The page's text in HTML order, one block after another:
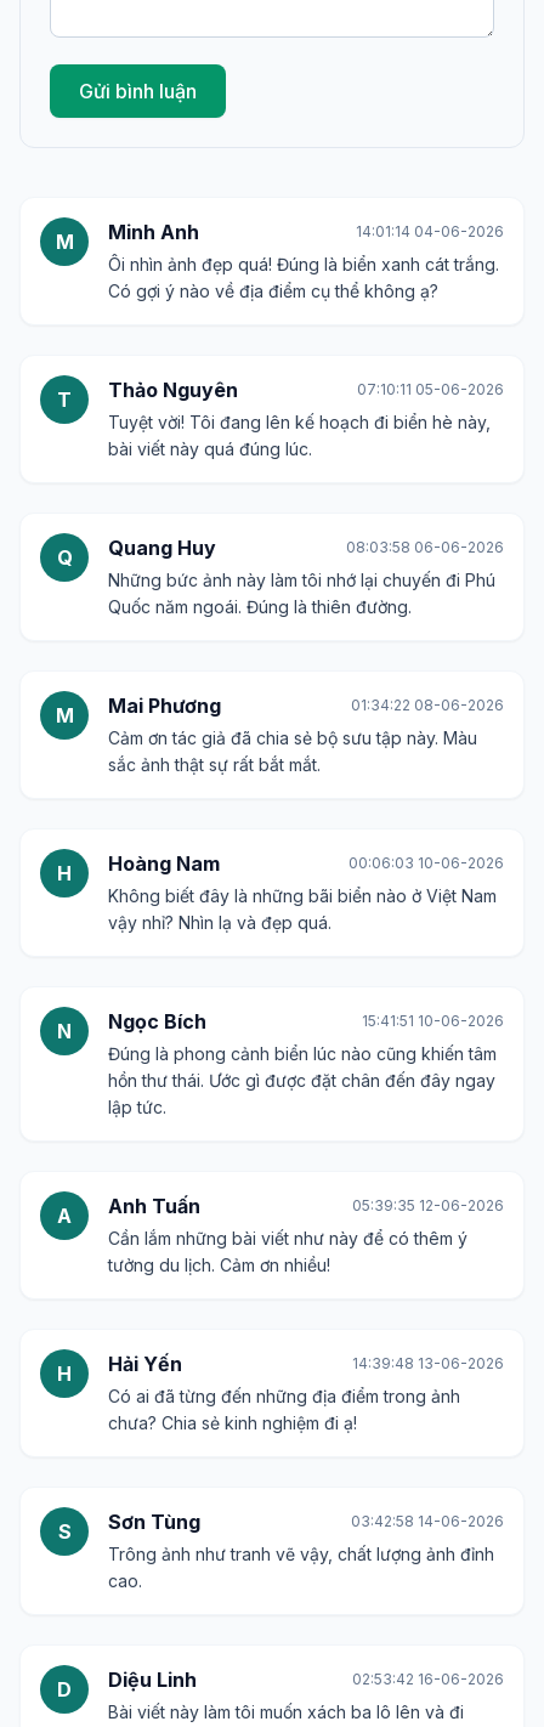
Gửi bình luận
M Minh Anh 14:01:14 04-06-2026
Ôi nhìn ảnh đẹp quá! Đúng là biển xanh cát trắng.
Có gợi ý nào về địa điểm cụ thể không ạ?
T Thảo Nguyên 07:10:11 05-06-2026
Tuyệt vời! Tôi đang lên kế hoạch đi biển hè này,
bài viết này quá đúng lúc.
Q Quang Huy 08:03:58 06-06-2026
Những bức ảnh này làm tôi nhớ lại chuyến đi Phú
Quốc năm ngoái. Đúng là thiên đường.
M Mai Phương 01:34:22 08-06-2026
Cảm ơn tác giả đã chia sẻ bộ sưu tập này. Màu
sắc ảnh thật sự rất bắt mắt.
H Hoàng Nam 00:06:03 10-06-2026
Không biết đây là những bãi biển nào ở Việt Nam
vậy nhỉ? Nhìn lạ và đẹp quá.
N Ngọc Bích 15:41:51 10-06-2026
Đúng là phong cảnh biển lúc nào cũng khiến tâm
hồn thư thái. Ước gì được đặt chân đến đây ngay
lập tức.
A Anh Tuấn 05:39:35 12-06-2026
Cần lắm những bài viết như này để có thêm ý
tưởng du lịch. Cảm ơn nhiều!
H Hải Yến 14:39:48 13-06-2026
Có ai đã từng đến những địa điểm trong ảnh
chưa? Chia sẻ kinh nghiệm đi ạ!
S Sơn Tùng 03:42:58 14-06-2026
Trông ảnh như tranh vẽ vậy, chất lượng ảnh đỉnh
cao.
D Diệu Linh 02:53:42 16-06-2026
Bài viết này làm tôi muốn xách ba lô lên và đi